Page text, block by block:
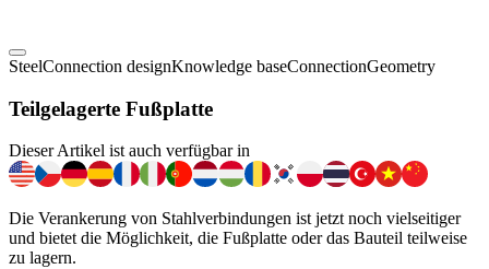
SteelConnection designKnowledge baseConnectionGeometry
Teilgelagerte Fußplatte
Dieser Artikel ist auch verfügbar in
Die Verankerung von Stahlverbindungen ist jetzt noch vielseitiger
und bietet die Möglichkeit, die Fußplatte oder das Bauteil teilweise
zu lagern.